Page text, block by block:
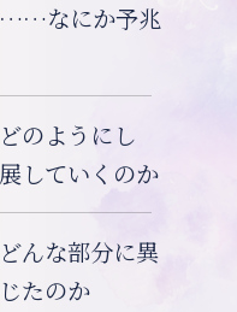
……なにか予兆
のようにし
していくのか
んな部分に異
たのか